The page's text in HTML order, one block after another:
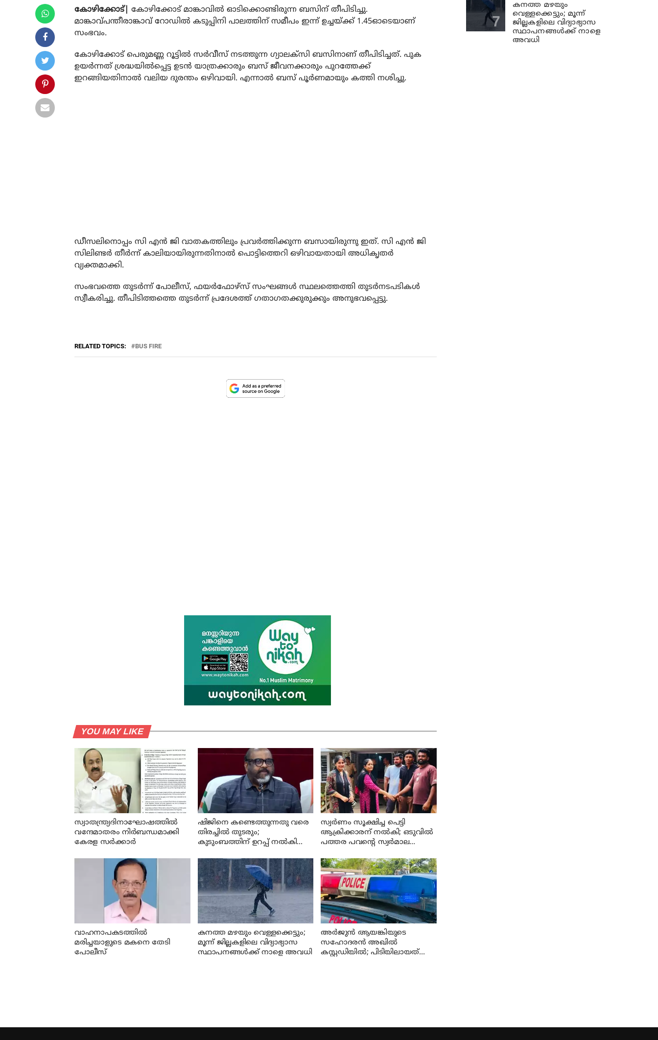
കോഴിക്കോട്| കോഴിക്കോട് മാങ്കാവില്‍ ഓടിക്കൊണ്ടിരുന്ന ബസിന് തീപിടിച്ചു.
മാങ്കാവ്പന്തീരാങ്കാവ് റോഡില്‍ കടുപ്പിനി പാലത്തിന് സമീപം ഇന്ന് ഉച്ചയ്ക്ക് 1.45ഓടെയാണ്
സംഭവം.
കോഴിക്കോട്‌ പെരുമണ്ണ റൂട്ടില്‍ സര്‍വീസ് നടത്തുന്ന ഗ്യാലക്‌സി ബസിനാണ് തീപിടിച്ചത്. പുക
ഉയര്‍ന്നത് ശ്രദ്ധയില്‍പ്പെട്ട ഉടന്‍ യാത്രക്കാരും ബസ് ജീവനക്കാരും പുറത്തേക്ക്
ഇറങ്ങിയതിനാല്‍ വലിയ ദുരന്തം ഒഴിവായി. എന്നാല്‍ ബസ് പൂര്‍ണമായും കത്തി നശിച്ചു.
ഡീസലിനൊപ്പം സി എന്‍ ജി വാതകത്തിലും പ്രവര്‍ത്തിക്കുന്ന ബസായിരുന്നു ഇത്. സി എന്‍ ജി
സിലിണ്ടര്‍ തീര്‍ന്ന് കാലിയായിരുന്നതിനാല്‍ പൊട്ടിത്തെറി ഒഴിവായതായി അധികൃതര്‍
വ്യക്തമാക്കി.
സംഭവത്തെ തുടര്‍ന്ന് പോലീസ്, ഫയര്‍ഫോഴ്സ് സംഘങ്ങള്‍ സ്ഥലത്തെത്തി തുടര്‍നടപടികള്‍
സ്വീകരിച്ചു. തീപിടിത്തത്തെ തുടര്‍ന്ന് പ്രദേശത്ത് ഗതാഗതക്കുരുക്കും അനുഭവപ്പെട്ടു.
RELATED TOPICS: BUS FIRE
YOU MAY LIKE
സ്വാതന്ത്ര്യദിനാഘോഷത്തില്‍
വന്ദേമാതരം നിര്‍ബന്ധമാക്കി
കേരള സര്‍ക്കാര്‍
ഷിജിനെ കണ്ടെത്തുന്നതു വരെ
തിരച്ചില്‍ തുടരും;
കുടുംബത്തിന് ഉറപ്പ് നല്‍കി
സ്വര്‍ണം സൂക്ഷിച്ച പെട്ടി
ആക്രിക്കാരന് നല്‍കി; ഒടുവില്‍
പത്തര പവന്റെ സ്വര്‍മാല
വാഹനാപകടത്തില്‍
മരിച്ചയാളുടെ മകനെ തേടി
പോലീസ്
കനത്ത മഴയും വെള്ളക്കെട്ടും;
മൂന്ന്‌ ജില്ലകളിലെ വിദ്യാഭ്യാസ
സ്ഥാപനങ്ങള്‍ക്ക് നാളെ അവധി
അര്‍ജുന്‍ ആയങ്കിയുടെ
സഹോദരന്‍ അഖില്‍
കസ്റ്റഡിയില്‍; പിടിയിലായത്
കനത്ത മഴയും
വെള്ളക്കെട്ടും; മൂന്ന്‌
ജില്ലകളിലെ വിദ്യാഭ്യാസ
സ്ഥാപനങ്ങള്‍ക്ക് നാളെ
അവധി